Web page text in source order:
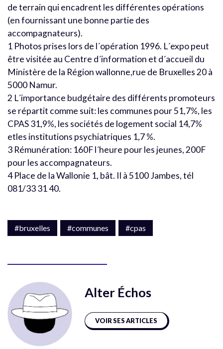
de terrain qui encadrent les différentes opérations
(en fournissant une bonne partie des
accompagnateurs).
1 Photos prises lors de l´opération 1996. L´expo peut
être visitée au Centre d´information et d´accueil du
Ministère de la Région wallonne,rue de Bruxelles 20 à
5000 Namur.
2 L´importance budgétaire des différents promoteurs
se répartit comme suit: les communes pour 51,7%, les
CPAS 31,9%, les sociétés de logement social 14,7%
etles institutions psychiatriques 1,7 %.
3 Rémunération: 160F l´heure pour les jeunes, 200F
pour les accompagnateurs.
4 Place de la Wallonie 1, bât. II à 5100 Jambes, tél
081/33 31 40.
#bruxelles #communes #cpas
Alter Échos
VOIR SES ARTICLES